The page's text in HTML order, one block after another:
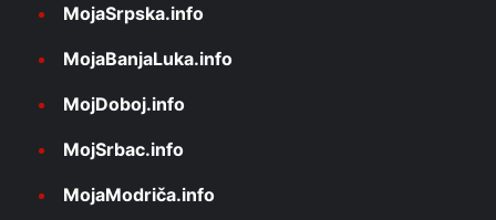
MojaSrpska.info
MojaBanjaLuka.info
MojDoboj.info
MojSrbac.info
MojaModriča.info